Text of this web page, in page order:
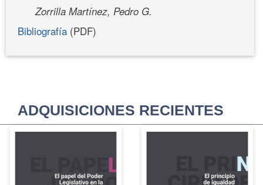
Zorrilla Martínez, Pedro G.
Bibliografía (PDF)
ADQUISICIONES RECIENTES